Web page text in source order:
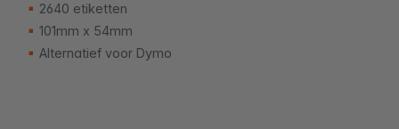
2640 etiketten
101mm x 54mm
Alternatief voor Dymo